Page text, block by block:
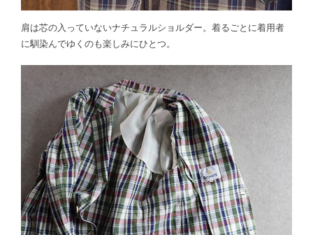
肩は芯の入っていないナチュラルショルダー。着るごとに着用者
に馴染んでゆくのも楽しみにひとつ。